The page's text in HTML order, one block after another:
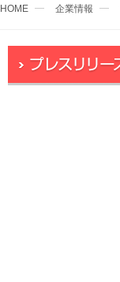
HOME 企業情報